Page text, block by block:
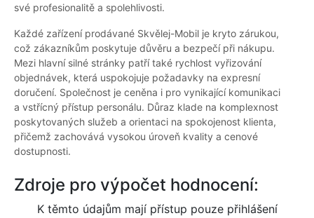
své profesionalitě a spolehlivosti.
Každé zařízení prodávané Skvělej-Mobil je kryto zárukou,
což zákazníkům poskytuje důvěru a bezpečí při nákupu.
Mezi hlavní silné stránky patří také rychlost vyřizování
objednávek, která uspokojuje požadavky na expresní
doručení. Společnost je ceněna i pro vynikající komunikaci
a vstřícný přístup personálu. Důraz klade na komplexnost
poskytovaných služeb a orientaci na spokojenost klienta,
přičemž zachovává vysokou úroveň kvality a cenové
dostupnosti.
Zdroje pro výpočet hodnocení:
K těmto údajům mají přístup pouze přihlášení